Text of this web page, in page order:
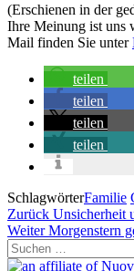
(Erschienen in der
Ihre Meinung ist uns
Mail finden Sie unter
teilen
teilen
teilen
teilen
SchlagwörterFamilie
Vorheriger
Beitrag
Zurück Unsicherheit
Nächster
Beitrag
Weiter Morgenstern
Suchen
nach: